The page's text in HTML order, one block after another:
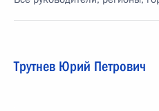
Трутнев Юрий Петрович